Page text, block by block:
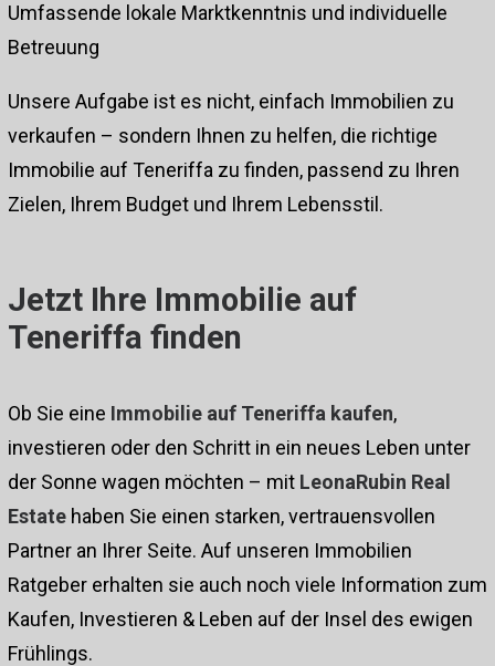
Umfassende lokale Marktkenntnis und individuelle
Betreuung
Unsere Aufgabe ist es nicht, einfach Immobilien zu
verkaufen – sondern Ihnen zu helfen, die richtige
Immobilie auf Teneriffa zu finden, passend zu Ihren
Zielen, Ihrem Budget und Ihrem Lebensstil.
Jetzt Ihre Immobilie auf
Teneriffa finden
Ob Sie eine Immobilie auf Teneriffa kaufen,
investieren oder den Schritt in ein neues Leben unter
der Sonne wagen möchten – mit LeonaRubin Real
Estate haben Sie einen starken, vertrauensvollen
Partner an Ihrer Seite. Auf unseren Immobilien
Ratgeber erhalten sie auch noch viele Information zum
Kaufen, Investieren & Leben auf der Insel des ewigen
Frühlings.